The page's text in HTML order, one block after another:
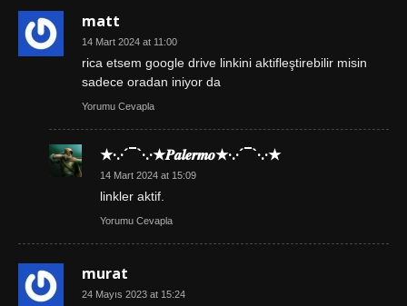
matt
14 Mart 2024 at 11:00
rica etsem google drive linkini aktifleştirebilir misin
sadece oradan iniyor da
Yorumu Cevapla
★·.·´¯`·.·★𝑷𝒂𝒍𝒆𝒓𝒎𝒐★·.·´¯`·.·★
14 Mart 2024 at 15:09
linkler aktif.
Yorumu Cevapla
murat
24 Mayıs 2023 at 15:24